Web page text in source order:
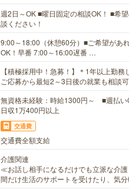
週2日～OK ■曜日固定の相談OK！ ■希
談ください！
9:00～18:00（休憩60分）■ご希望があ
OK！早番 7:00～16:00遅番 …
【積極採用中！急募！】＊1年以上勤務
ご応募から最短2～3日後の就業も相談可
無資格未経験：時給1300円～ ■週払
日収1万400円以上
交通費
交通費全額支給
介護関連
≪お話し相手になるだけでも立派な介
間だけ生活のサポートを受けたり、気